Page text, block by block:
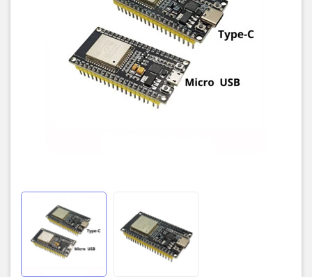
🔹Chip USB-Serial: CP2102
🔹GPIO kỹ thuật số: 24 chân (một số chân chỉ làm đầu vào)
🔹Kỹ thuật số Analog: 12bit SAR loại ADC, hỗ trợ các phép đo trên
lên đến 18 kênh, một số chân hỗ trợ một bộ khuếch đại với lập
🔹Bảo mật: IEEE 802.11, bao gồm cả WFA, WPA/WPA2 và WAPI